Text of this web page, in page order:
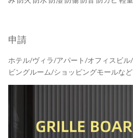
申請
ホテル/ヴィラ/アパート/オフィスビ
ビングルーム/ショッピングモールなど